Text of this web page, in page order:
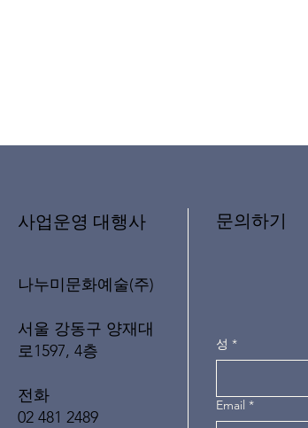
​사업운영 대행사
나누미문화예술(주)
서울 강동구 양재대
로1597, 4층
전화
02 481 2489
문의하기
성 *
Email *